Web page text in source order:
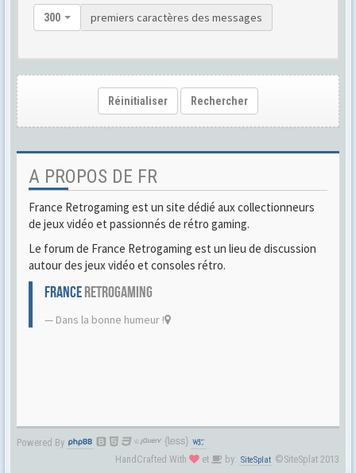
300 premiers caractères des messages
Réinitialiser Rechercher
A PROPOS DE FR
France Retrogaming est un site dédié aux collectionneurs
de jeux vidéo et passionnés de rétro gaming.
Le forum de France Retrogaming est un lieu de discussion
autour des jeux vidéo et consoles rétro.
FRANCERETROGAMING
Dans la bonne humeur !
Powered By
HandCrafted With
et by: SiteSplat ©SiteSplat 2013